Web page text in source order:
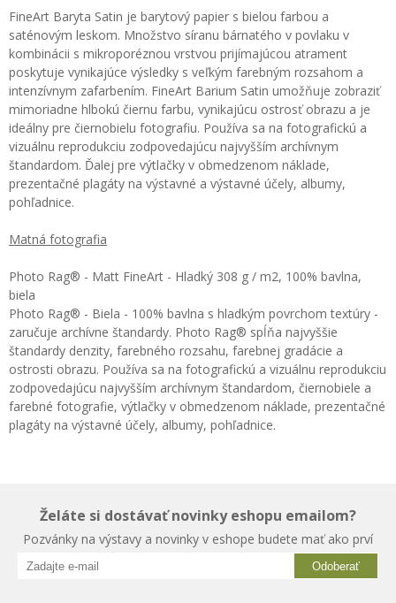
FineArt Baryta Satin je barytový papier s bielou farbou a
saténovým leskom. Množstvo síranu bárnatého v povlaku v
kombinácii s mikroporéznou vrstvou prijímajúcou atrament
poskytuje vynikajúce výsledky s veľkým farebným rozsahom a
intenzívnym zafarbením. FineArt Barium Satin umožňuje zobraziť
mimoriadne hlbokú čiernu farbu, vynikajúcu ostrosť obrazu a je
ideálny pre čiernobielu fotografiu. Používa sa na fotografickú a
vizuálnu reprodukciu zodpovedajúcu najvyšším archívnym
štandardom. Ďalej pre výtlačky v obmedzenom náklade,
prezentačné plagáty na výstavné a výstavné účely, albumy,
pohľadnice.
Matná fotografia
Photo Rag® - Matt FineArt - Hladký 308 g / m2, 100% bavlna,
biela
Photo Rag® - Biela - 100% bavlna s hladkým povrchom textúry -
zaručuje archívne štandardy. Photo Rag® spĺňa najvyššie
štandardy denzity, farebného rozsahu, farebnej gradácie a
ostrosti obrazu. Používa sa na fotografickú a vizuálnu reprodukciu
zodpovedajúcu najvyšším archívnym štandardom, čiernobiele a
farebné fotografie, výtlačky v obmedzenom náklade, prezentačné
plagáty na výstavné účely, albumy, pohľadnice.
Želáte si dostávať novinky eshopu emailom?
Pozvánky na výstavy a novinky v eshope budete mať ako prví
Odoberať